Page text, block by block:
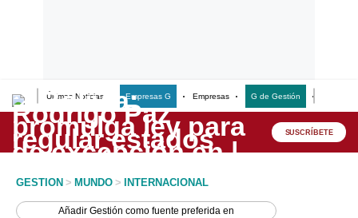
Últimas Noticias Empresas G Empresas G de Gestión
Lo último
Peru Quiosco SUSCRÍBETE
GESTION > MUNDO > INTERNACIONAL
AñadirGestión como fuente preferida en